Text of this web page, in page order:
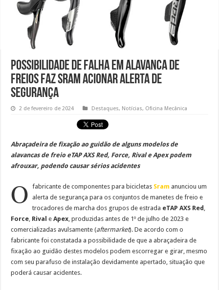
Possibilidade de falha em alavanca de
freios faz Sram acionar alerta de
segurança
2 de fevereiro de 2024 Destaques, Notícias, Oficina Mecânica
Abraçadeira de fixação ao guidão de alguns modelos de
alavancas de freio eTAP AXS Red, Force, Rival e Apex podem
afrouxar, podendo causar sérios acidentes
O fabricante de componentes para bicicletas Sram anunciou um
alerta de segurança para os conjuntos de manetes de freio e
trocadores de marcha dos grupos de estrada eTAP AXS Red ,
Force, Rival e Apex, produzidas antes de 1º de julho de 2023 e
comercializadas avulsamente (aftermarket). De acordo com o
fabricante foi constatada a possibilidade de que a abraçadeira de
fixação ao guidão destes modelos podem escorregar e girar, mesmo
com seu parafuso de instalação devidamente apertado, situação que
poderá causar acidentes.